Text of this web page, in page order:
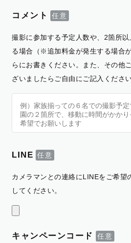
コメント
撮影に参加する予定人数や、2箇所
る場合（※追加料金が発生する場合
らにお書きください。また、その他
ざいましたらご自由にご記入ください
LINE
カメラマンとの連絡にLINEをご希望
してください。
キャンペーンコード